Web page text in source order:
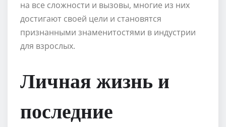
на все сложности и вызовы, многие из них
достигают своей цели и становятся
признанными знаменитостями в индустрии
для взрослых.
Личная жизнь и
последние